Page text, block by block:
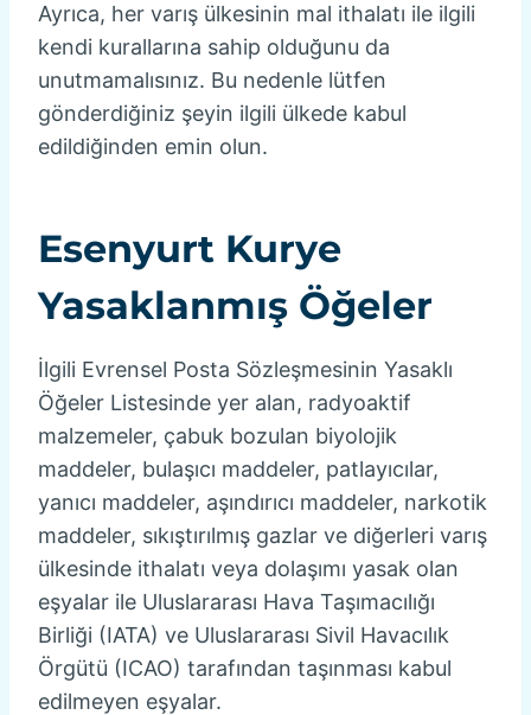
Ayrıca, her varış ülkesinin mal ithalatı ile ilgili
kendi kurallarına sahip olduğunu da
unutmamalısınız. Bu nedenle lütfen
gönderdiğiniz şeyin ilgili ülkede kabul
edildiğinden emin olun.
Esenyurt Kurye
Yasaklanmış Öğeler
İlgili Evrensel Posta Sözleşmesinin Yasaklı
Öğeler Listesinde yer alan, radyoaktif
malzemeler, çabuk bozulan biyolojik
maddeler, bulaşıcı maddeler, patlayıcılar,
yanıcı maddeler, aşındırıcı maddeler, narkotik
maddeler, sıkıştırılmış gazlar ve diğerleri varış
ülkesinde ithalatı veya dolaşımı yasak olan
eşyalar ile Uluslararası Hava Taşımacılığı
Birliği (IATA) ve Uluslararası Sivil Havacılık
Örgütü (ICAO) tarafından taşınması kabul
edilmeyen eşyalar.